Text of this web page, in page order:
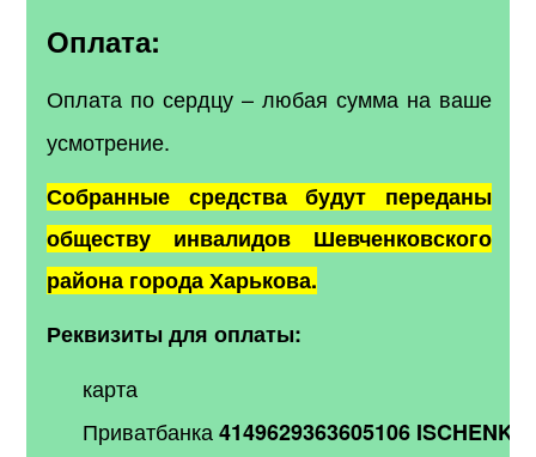
Оплата:
Оплата по сердцу – любая сумма на ваше
усмотрение.
Собранные средства будут переданы
обществу инвалидов Шевченковского
района города Харькова.
Реквизиты для оплаты:
карта
Приватбанка4149629363605106 ISCHENKO